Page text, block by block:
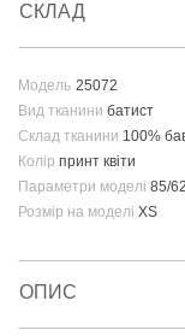
СКЛАД
Модель 25072
Вид тканини батист
Склад тканини 100%
Колір принт квіти
Параметри моделі 85/
Розмір на моделі XS
ОПИС